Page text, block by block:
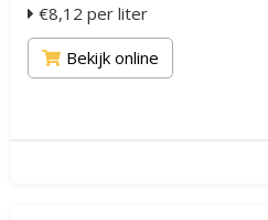
€8,12 per liter
Bekijk online